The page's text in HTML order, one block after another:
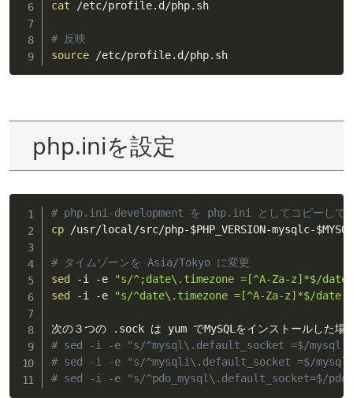
cat /etc/profile.d/php.sh
# 反映
source /etc/profile.d/php.sh
php.iniを設定
# php.ini-development を php.ini としてコピーして
cp /usr/local/src/php-$PHP_VERSION-mysqlc-
# タイムゾーンを Asia/Tokyo に変更
sed
-i -e
"s/^;date\.timezone =[^A-Za-z]*$/
sed
-i -e "s/^date\.timezone =[^A-Za-z]*$/
# sed -i -e "s/^mysql\.default_socket =$/
# sed -i -e "s/^mysqli\.default_socket =$/
# sed -i -e "s/^pdo_mysql\.default_socket=$/